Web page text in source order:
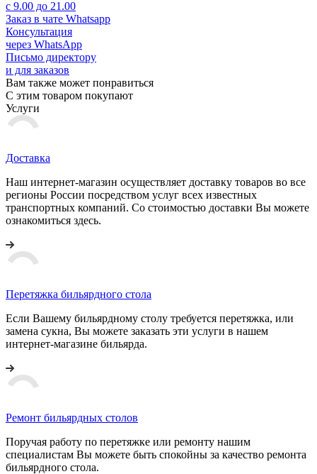
с 9.00 до 21.00
Заказ в чате Whatsapp
Консультация
через WhatsApp
Письмо директору
и для заказов
Вам также может понравиться
С этим товаром покупают
Услуги
Доставка
Наш интернет-магазин осуществляет доставку товаров во все
регионы России посредством услуг всех известных
транспортных компаний. Со стоимостью доставки Вы можете
ознакомиться здесь.
Перетяжка бильярдного стола
Если Вашему бильярдному столу требуется перетяжка, или
замена сукна, Вы можете заказать эти услуги в нашем
интернет-магазине бильярда.
Ремонт бильярдных столов
Поручая работу по перетяжке или ремонту нашим
специалистам Вы можете быть спокойны за качество ремонта
бильярдного стола.